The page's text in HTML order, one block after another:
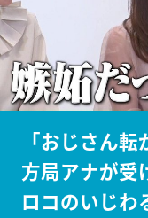
「おじさん
方局アナが受
ロコのいじわ